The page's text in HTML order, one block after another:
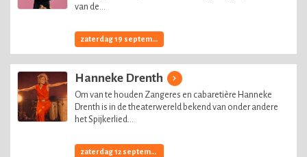
van de...
zaterdag 19 september, 2026
Hanneke Drenth
Om van te houden Zangeres en cabaretière Hanneke
Drenth is in de theaterwereld bekend van onder andere
het Spijkerlied...
zaterdag 12 september, 2026